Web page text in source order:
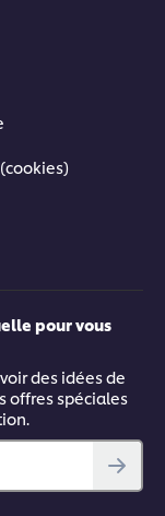
pour vous
des idées de
offres spéciales